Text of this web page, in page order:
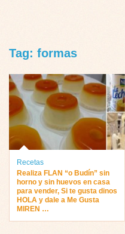
Tag: formas
Recetas
Realiza FLAN “o Budín” sin
horno y sin huevos en casa
para vender, Si te gusta dinos
HOLA y dale a Me Gusta
MIREN …